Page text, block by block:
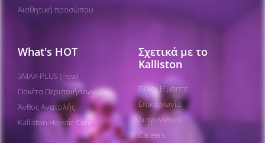
Αισθητική προσώπου
What's HOT
3MAX-PLUS (new)
Πακέτα Περιποιήσεων​
Άνθος Ανατολής
Kalliston Holistic Care
Σχετικά με το
Kalliston
Ποιοι Είμαστε
Επικοινωνία
Διαγωνισμοί
Careers